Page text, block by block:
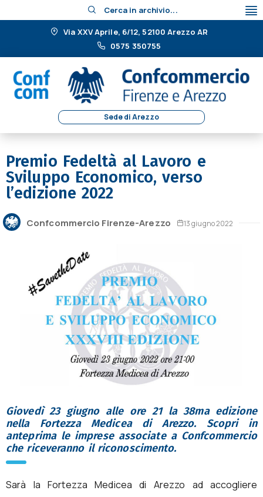
Cerca in archivio...
Via XXV Aprile, 6/12, 52100 Arezzo AR
0575 350755
Sede di Arezzo
Premio Fedeltà al Lavoro e
Sviluppo Economico, verso
l’edizione 2022
Confcommercio Firenze-Arezzo 13 giugno 2022
Giovedì 23 giugno alle ore 21 la 38ma edizione
nella Fortezza Medicea di Arezzo. Scopri in
anteprima le imprese associate a Confcommercio
che riceveranno il riconoscimento.
Sarà la Fortezza Medicea di Arezzo ad accogliere